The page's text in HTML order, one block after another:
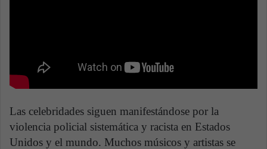
Las celebridades siguen manifestándose por la
violencia policial sistemática y racista en Estados
Unidos y el mundo. Muchos músicos y artistas se